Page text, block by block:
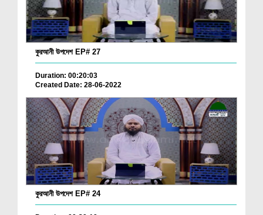
কুরআনী উপদেশ EP# 27
Duration: 00:20:03
Created Date: 28-06-2022
কুরআনী উপদেশ EP# 24